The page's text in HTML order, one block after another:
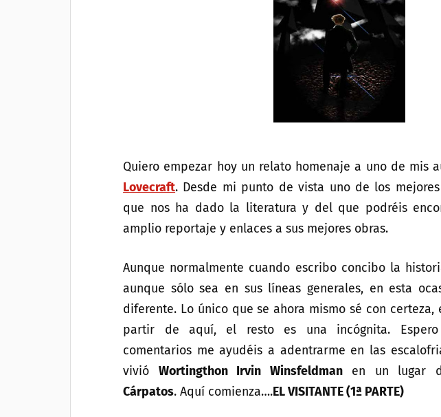
Quiero empezar hoy un relato homenaje a uno de mis
Lovecraft. Desde mi punto de vista uno de los
que nos ha dado la literatura y del que podréis
amplio reportaje y enlaces a sus mejores obras.
Aunque normalmente cuando escribo concibo la
aunque sólo sea en sus líneas generales, en esta
diferente. Lo único que se ahora mismo sé con certeza,
partir de aquí, el resto es una incógnita.
comentarios me ayudéis a adentrarme en las
vivió Wortingthon Irvin Winsfeldmanen un lugar
Cárpatos. Aquí comienza….EL VISITANTE (1ª PARTE)